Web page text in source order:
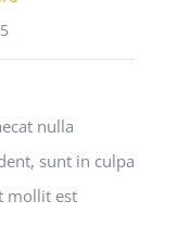
nulla
sunt in culpa
mollit est